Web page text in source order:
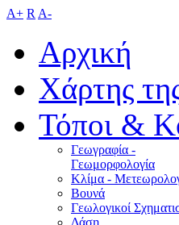
A+ R A-
Αρχική
Χάρτης
Τόποι &
Γεωγραφία -
Γεωμορφολογία
Κλίμα -
Βουνά
Γεωλογικοί
Δάση